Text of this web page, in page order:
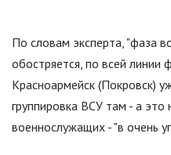
По словам эксперта, "фаза
обостряется, по всей линии
Красноармейск (Покровск)
группировка ВСУ там - а это
военнослужащих - "в очень